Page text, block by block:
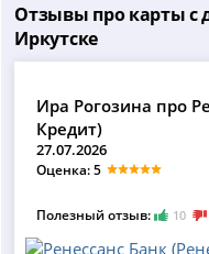
Отзывы про карты с
Иркутске
Ира Рогозина про
Кредит)
27.07.2026
Оценка: 5
Полезный отзыв: 10